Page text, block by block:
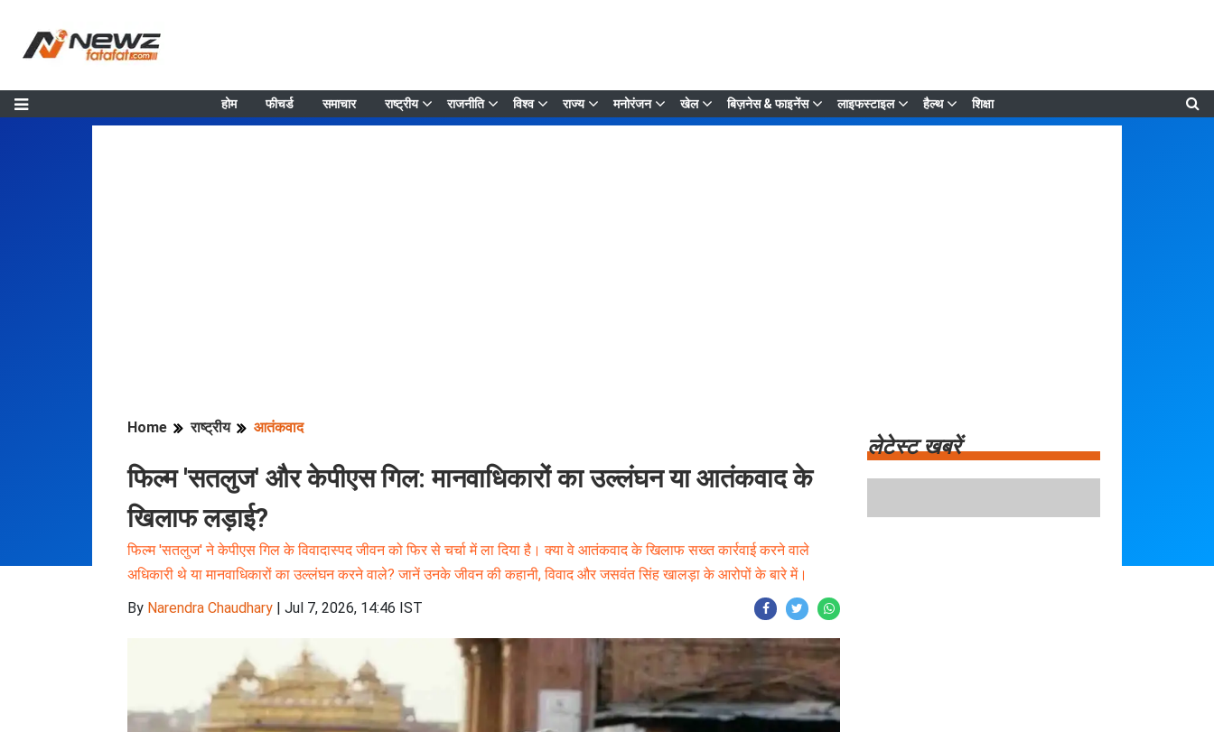
होम फीचर्ड समाचार राष्ट्रीय राजनीति विश्व राज्य मनोरंजन खेल बिज़नेस & फाइनेंस लाइफस्टाइल हैल्थ शिक्षा
Home राष्ट्रीय आतंकवाद
फिल्म 'सतलुज' और केपीएस गिल: मानवाधिकारों का उल्लंघन या आतंकवाद के
खिलाफ लड़ाई?
फिल्म 'सतलुज' ने केपीएस गिल के विवादास्पद जीवन को फिर से चर्चा में ला दिया है। क्या वे आतंकवाद के खिलाफ सख्त कार्रवाई करने वाले
अधिकारी थे या मानवाधिकारों का उल्लंघन करने वाले? जानें उनके जीवन की कहानी, विवाद और जसवंत सिंह खालड़ा के आरोपों के बारे में।
By Narendra Chaudhary | Jul 7, 2026, 14:46 IST
लेटेस्ट खबरें